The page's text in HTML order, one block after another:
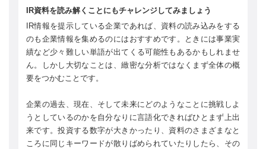
IR資料を読み解くことにもチャレンジしてみましょう
IR情報を提示している企業であれば、資料の読み込みをする
のも企業情報を集めるのにはおすすめです。ときには事業実
績など少々難しい単語が出てくる可能性もあるかもしれませ
ん。しかし大切なことは、緻密な分析ではなくまず全体の概
要をつかむことです。
企業の過去、現在、そして未来にどのようなことに挑戦しよ
うとしているのかを自分なりに言語化できればひとまず上出
来です。投資する数字が大きかったり、資料のさまざまなと
ころに同じキーワードが散りばめられていたりしたら、その